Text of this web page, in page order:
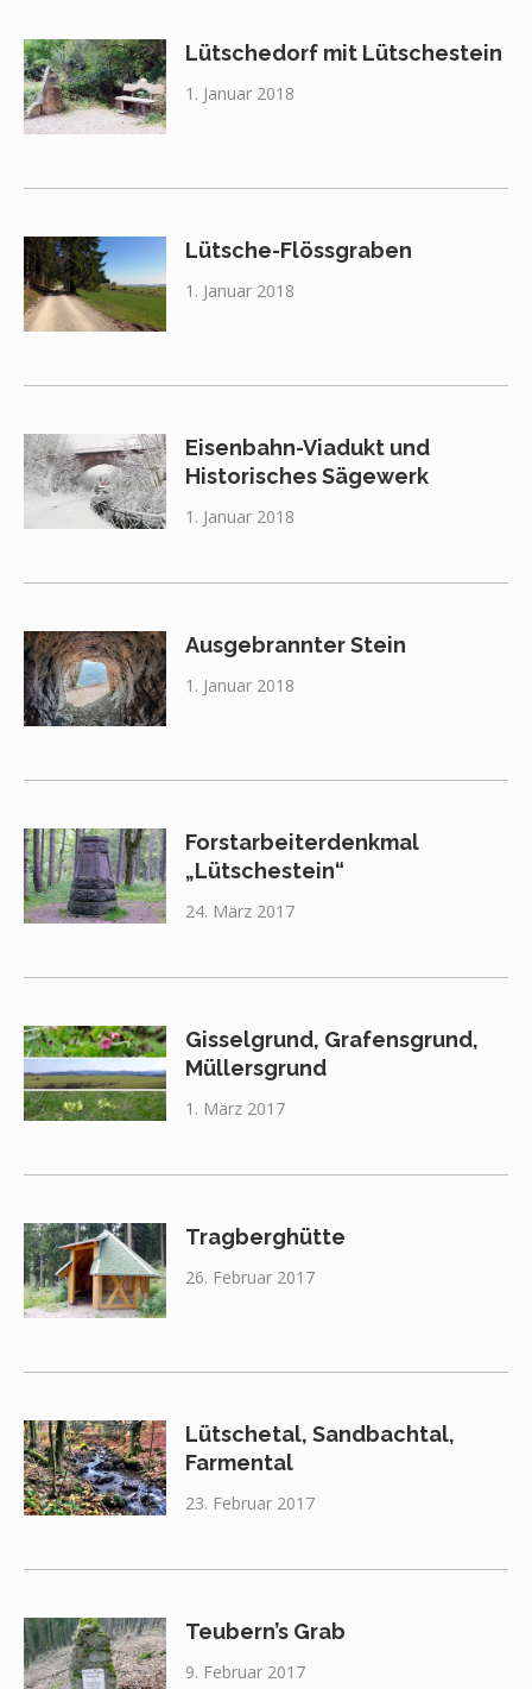
Lütschedorf mit Lütschestein
1. Januar 2018
Lütsche-Flössgraben
1. Januar 2018
Eisenbahn-Viadukt und
Historisches Sägewerk
1. Januar 2018
Ausgebrannter Stein
1. Januar 2018
Forstarbeiterdenkmal
„Lütschestein“
24. März 2017
Gisselgrund, Grafensgrund,
Müllersgrund
1. März 2017
Tragberghütte
26. Februar 2017
Lütschetal, Sandbachtal,
Farmental
23. Februar 2017
Teubern’s Grab
9. Februar 2017